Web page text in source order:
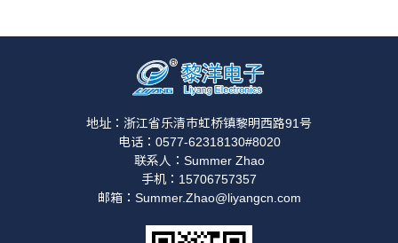
地址：浙江省乐清市虹桥镇黎明西路91号
电话：0577-62318130#8020
联系人：Summer Zhao
手机：15706757357
邮箱：Summer.Zhao@liyangcn.com